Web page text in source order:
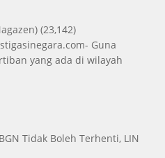
(23,142)
Guna
yang ada di wilayah
Tidak Boleh Terhenti, LIN